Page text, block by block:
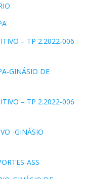
– TP 2.2022-006
GINÁSIO DE
– TP 2.2022-006
-GINÁSIO
ASS